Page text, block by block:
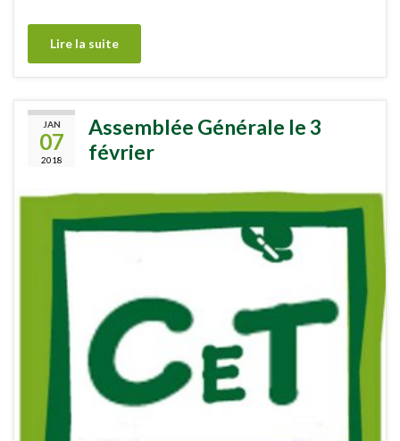
Lire la suite
JAN
07
2018
Assemblée Générale le 3
février